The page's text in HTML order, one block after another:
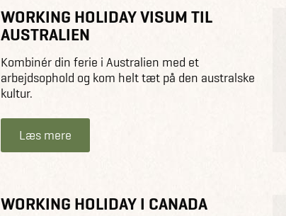
WORKING HOLIDAY VISUM TIL
AUSTRALIEN
Kombinér din ferie i Australien med et
arbejdsophold og kom helt tæt på den australske
kultur.
Læs mere
WORKING HOLIDAY I CANADA